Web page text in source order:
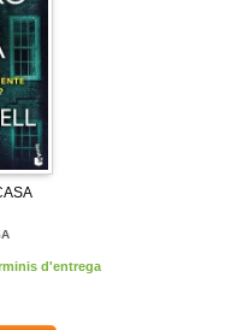
d'entrega